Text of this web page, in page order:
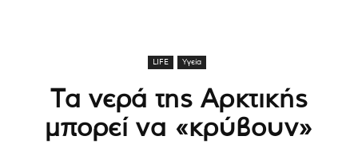
LIFE Υγεία
Τα νερά της Αρκτικής
μπορεί να «κρύβουν»